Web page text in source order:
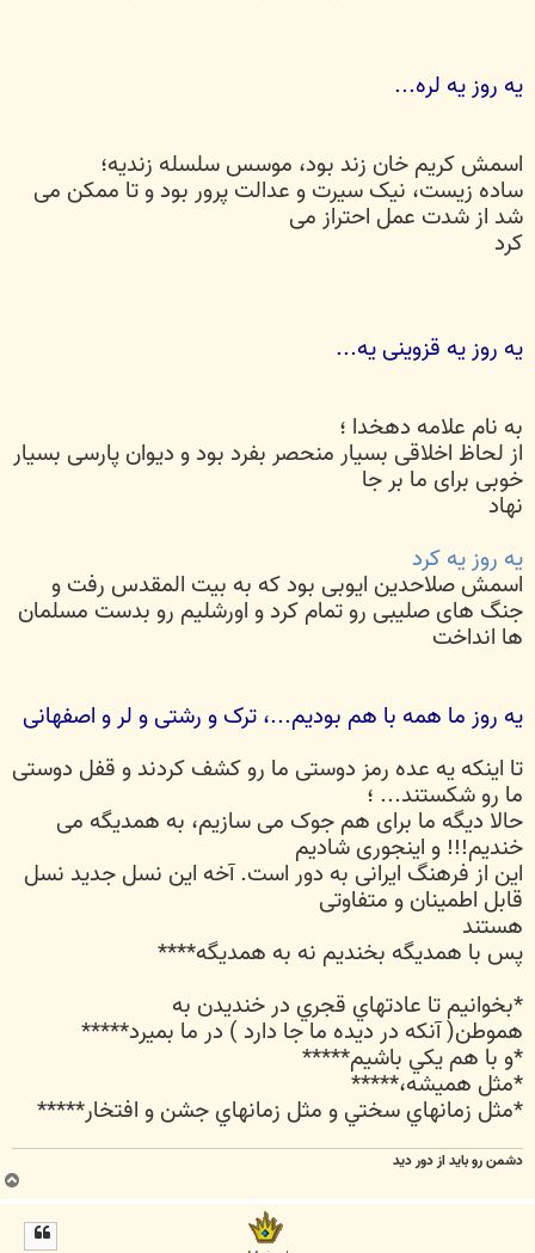
یه روز یه لره...
اسمش کریم خان زند بود، موسس سلسله زندیه؛
ساده زیست، نیک سیرت و عدالت پرور بود و تا ممکن می
شد از شدت عمل احتراز می
کرد
یه روز یه قزوینی یه...
به نام علامه دهخدا ؛
از لحاظ اخلاقی بسیار منحصر بفرد بود و دیوان پارسی بسیار
خوبی برای ما بر جا
نهاد
یه روز یه کرد
اسمش صلاحدین ایوبی بود که به بیت المقدس رفت و
جنگ های صلیبی رو تمام کرد و اورشلیم رو بدست مسلمان
ها انداخت
یه روز ما همه با هم بودیم...، ترک و رشتی و لر و اصفهانی
تا اینکه یه عده رمز دوستی ما رو کشف کردند و قفل دوستی
ما رو شکستند... ؛
حالا دیگه ما برای هم جوک می سازیم، به همدیگه می
خندیم!!! و اینجوری شادیم
این از فرهنگ ایرانی به دور است. آخه این نسل جدید نسل
قابل اطمینان و متفاوتی
هستند
پس با همدیگه بخندیم نه به همدیگه****
*بخوانيم تا عادتهاي قجري در خنديدن به
هموطن( آنكه در ديده ما جا دارد ) در ما بميرد*****
*و با هم يكي باشيم*****
*مثل هميشه،*****
*مثل زمانهاي سختي و مثل زمانهاي جشن و افتخار*****
دشمن رو باید از دور دید